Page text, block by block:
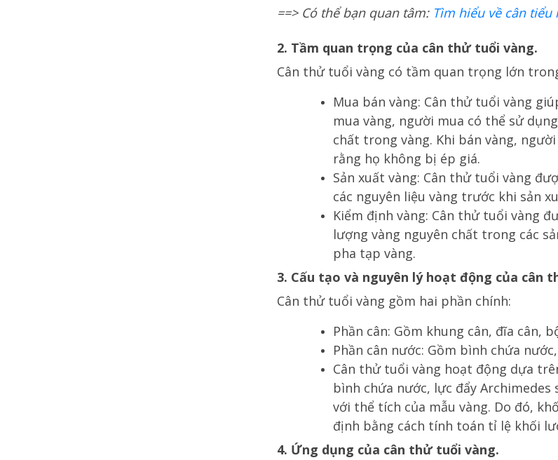
==> Có thể bạn quan tâm: Tìm hiểu về cân tiểu
2. Tầm quan trọng của cân thử tuổi vàng.
Cân thử tuổi vàng có tầm quan trọng lớn
Mua bán vàng: Cân thử tuổi vàng
mua vàng, người mua có thể sử
chất trong vàng. Khi bán vàng,
rằng họ không bị ép giá.
Sản xuất vàng: Cân thử tuổi vàng
các nguyên liệu vàng trước khi sản
Kiểm định vàng: Cân thử tuổi vàng
lượng vàng nguyên chất trong các
pha tạp vàng.
3. Cấu tạo và nguyên lý hoạt động của cân
Cân thử tuổi vàng gồm hai phần chính:
Phần cân: Gồm khung cân, đĩa cân,
Phần cân nước: Gồm bình chứa
Cân thử tuổi vàng hoạt động dựa
bình chứa nước, lực đẩy
với thể tích của mẫu vàng. Do đó,
định bằng cách tính toán tỉ lệ khối
4. Ứng dụng của cân thử tuổi vàng.